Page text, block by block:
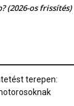
(2026-os frissítés)
terepen: